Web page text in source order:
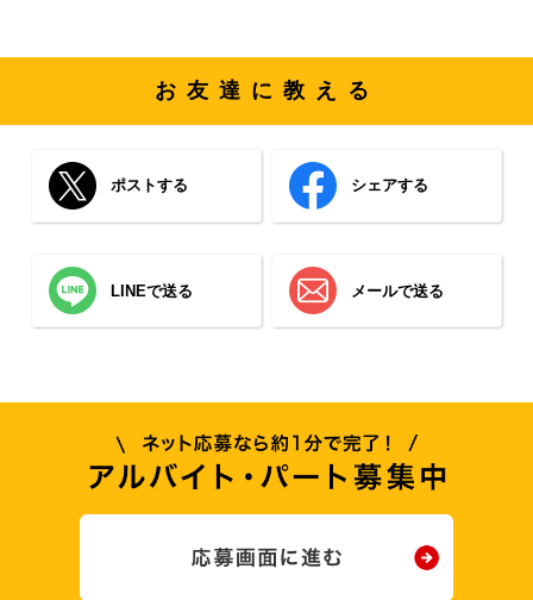
お友達に教える
ポストする シェアする
LINEで送る メールで送る